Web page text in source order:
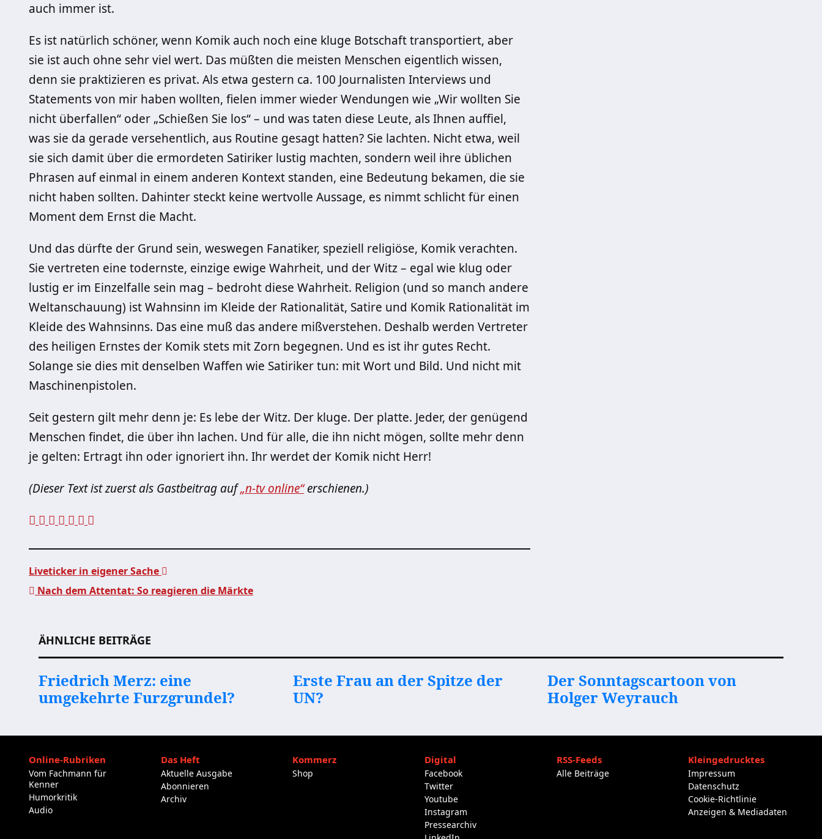
auch immer ist.
Es ist natürlich schöner, wenn Komik auch noch eine kluge Botschaft transportiert, aber
sie ist auch ohne sehr viel wert. Das müßten die meisten Menschen eigentlich wissen,
denn sie praktizieren es privat. Als etwa gestern ca. 100 Journalisten Interviews und
Statements von mir haben wollten, fielen immer wieder Wendungen wie „Wir wollten Sie
nicht überfallen“ oder „Schießen Sie los“ – und was taten diese Leute, als Ihnen auffiel,
was sie da gerade versehentlich, aus Routine gesagt hatten? Sie lachten. Nicht etwa, weil
sie sich damit über die ermordeten Satiriker lustig machten, sondern weil ihre üblichen
Phrasen auf einmal in einem anderen Kontext standen, eine Bedeutung bekamen, die sie
nicht haben sollten. Dahinter steckt keine wertvolle Aussage, es nimmt schlicht für einen
Moment dem Ernst die Macht.
Und das dürfte der Grund sein, weswegen Fanatiker, speziell religiöse, Komik verachten.
Sie vertreten eine todernste, einzige ewige Wahrheit, und der Witz – egal wie klug oder
lustig er im Einzelfalle sein mag – bedroht diese Wahrheit. Religion (und so manch andere
Weltanschauung) ist Wahnsinn im Kleide der Rationalität, Satire und Komik Rationalität im
Kleide des Wahnsinns. Das eine muß das andere mißverstehen. Deshalb werden Vertreter
des heiligen Ernstes der Komik stets mit Zorn begegnen. Und es ist ihr gutes Recht.
Solange sie dies mit denselben Waffen wie Satiriker tun: mit Wort und Bild. Und nicht mit
Maschinenpistolen.
Seit gestern gilt mehr denn je: Es lebe der Witz. Der kluge. Der platte. Jeder, der genügend
Menschen findet, die über ihn lachen. Und für alle, die ihn nicht mögen, sollte mehr denn
je gelten: Ertragt ihn oder ignoriert ihn. Ihr werdet der Komik nicht Herr!
(Dieser Text ist zuerst als Gastbeitrag auf„n-tv online“erschienen.)
Liveticker in eigener Sache
Nach dem Attentat: So reagieren die Märkte
ÄHNLICHE BEITRÄGE
Friedrich Merz: eine
umgekehrte Furzgrundel?
Erste Frau an der Spitze der
UN?
Der Sonntagscartoon von
Holger Weyrauch
Online-Rubriken
Vom Fachmann für
Kenner
Humorkritik
Audio
Das Heft
Aktuelle Ausgabe
Abonnieren
Archiv
Kommerz
Shop
Digital
Facebook
Twitter
Youtube
Instagram
Pressearchiv
RSS-Feeds
Alle Beiträge
Kleingedrucktes
Impressum
Datenschutz
Cookie-Richtlinie
Anzeigen & Mediadaten